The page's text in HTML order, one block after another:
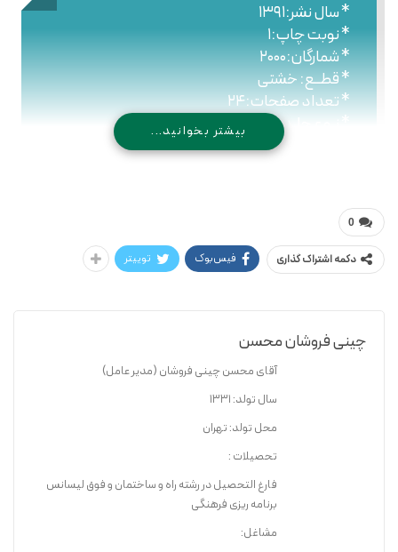
* سال نشر:۱۳۹۱
* نوبت چاپ:۱
* شمارگان:۲۰۰۰
* قطــع: خشتی
* تعداد صفحات:۲۴
* نـوع جلـد: سلیفونبیشتر بخوانید...
0
دکمه اشتراک گذاری فیس‌بوک توییتر
چینی فروشان محسن
آقای محسن چینی­ فروشان (مدیر عامل)
سال تولد: 1331
محل تولد: تهران
تحصیلات :
فارغ­ التحصیل در رشته راه و ساختمان و فوق لیسانس
برنامه­ ریزی فرهنگی
مشاغل: